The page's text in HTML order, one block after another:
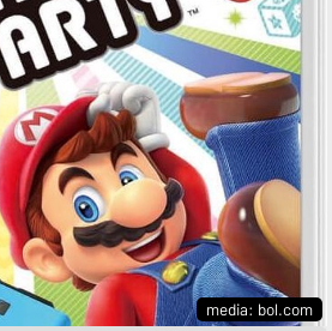
media: bol.com